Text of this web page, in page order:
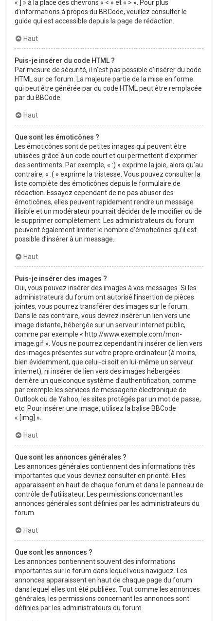
« ] » à la place des chevrons « < » et « > ». Pour plus
d’informations à propos du BBCode, veuillez consulter le
guide qui est accessible depuis la page de rédaction.
Haut
Puis-je insérer du code HTML ?
Par mesure de sécurité, il n’est pas possible d’insérer du code
HTML sur ce forum. La majeure partie de la mise en forme
qui peut être générée par du code HTML peut être remplacée
par du BBCode.
Haut
Que sont les émoticônes ?
Les émoticônes sont de petites images qui peuvent être
utilisées grâce à un code court et qui permettent d’exprimer
des sentiments. Par exemple, « :) » exprime la joie, alors qu’au
contraire, « :( » exprime la tristesse. Vous pouvez consulter la
liste complète des émoticônes depuis le formulaire de
rédaction. Essayez cependant de ne pas abuser des
émoticônes, elles peuvent rapidement rendre un message
illisible et un modérateur pourrait décider de le modifier ou de
le supprimer complètement. Les administrateurs du forum
peuvent également limiter le nombre d’émoticônes qu’il est
possible d’insérer à un message.
Haut
Puis-je insérer des images ?
Oui, vous pouvez insérer des images à vos messages. Si les
administrateurs du forum ont autorisé l’insertion de pièces
jointes, vous pourrez transférer des images sur le forum.
Dans le cas contraire, vous devrez insérer un lien vers une
image distante, hébergée sur un serveur internet public,
comme par exemple « http://www.exemple.com/mon-
image.gif ». Vous ne pourrez cependant ni insérer de lien vers
des images présentes sur votre propre ordinateur (à moins,
bien évidemment, que celui-ci soit en lui-même un serveur
internet), ni insérer de lien vers des images hébergées
derrière un quelconque système d’authentification, comme
par exemple les services de messagerie électronique de
Outlook ou de Yahoo, les sites protégés par un mot de passe,
etc. Pour insérer une image, utilisez la balise BBCode
« [img] ».
Haut
Que sont les annonces générales ?
Les annonces générales contiennent des informations très
importantes que vous devriez consulter en priorité. Elles
apparaissent en haut de chaque forum et dans le panneau de
contrôle de l’utilisateur. Les permissions concernant les
annonces générales sont définies par les administrateurs du
forum.
Haut
Que sont les annonces ?
Les annonces contiennent souvent des informations
importantes sur le forum dans lequel vous naviguez. Les
annonces apparaissent en haut de chaque page du forum
dans lequel elles ont été publiées. Tout comme les annonces
générales, les permissions concernant les annonces sont
définies par les administrateurs du forum.